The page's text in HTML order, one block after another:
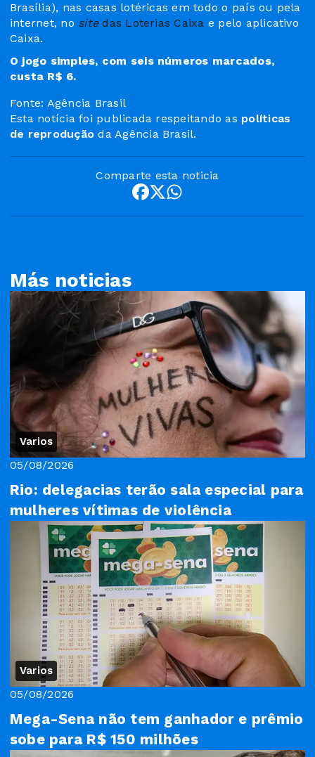
Brasília), nas casas lotéricas em todo o país ou pela
internet, no sitedas Loterias Caixa e pelo aplicativo
Caixa.
O jogo simples, com seis números marcados,
custa R$ 6.
Fonte: Agência Brasil
Esta notícia foi publicada respeitando as políticas
de reprodução da Agência Brasil.
Comparte esta noticia
Más noticias
Varios
05/08/2026
Rio: delegacias terão sala especial para
mulheres vítimas de violência
Varios
05/08/2026
Mega-Sena não tem ganhador e prêmio
sobe para R$ 150 milhões